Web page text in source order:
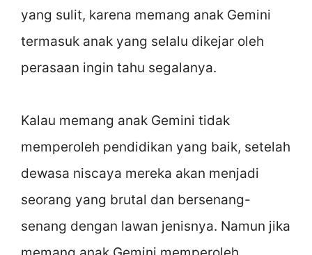
yang sulit, karena memang anak Gemini
termasuk anak yang selalu dikejar oleh
perasaan ingin tahu segalanya.
Kalau memang anak Gemini tidak
memperoleh pendidikan yang baik, setelah
dewasa niscaya mereka akan menjadi
seorang yang brutal dan bersenang-
senang dengan lawan jenisnya. Namun jika